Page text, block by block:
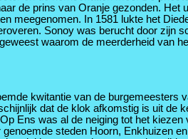
de prins van Oranje gezonden. Het
meegenomen. In 1581 lukte het
Sonoy was berucht door zijn
waarom de meerderheid van
kwitantie van de burgemeesters
dat de klok afkomstig is uit de
Ens was al de neiging tot het kiezen
steden Hoorn, Enkhuizen